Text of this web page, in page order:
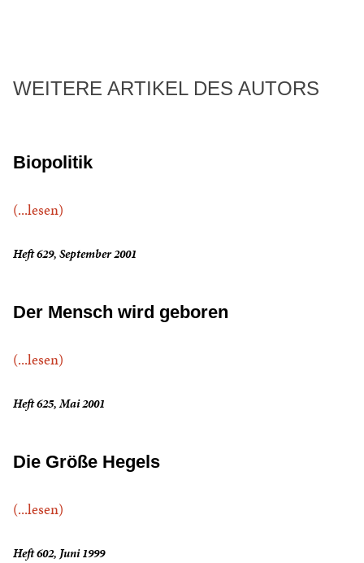
WEITERE ARTIKEL DES AUTORS
Biopolitik
(...lesen)
Heft 629, September 2001
Der Mensch wird geboren
(...lesen)
Heft 625, Mai 2001
Die Größe Hegels
(...lesen)
Heft 602, Juni 1999